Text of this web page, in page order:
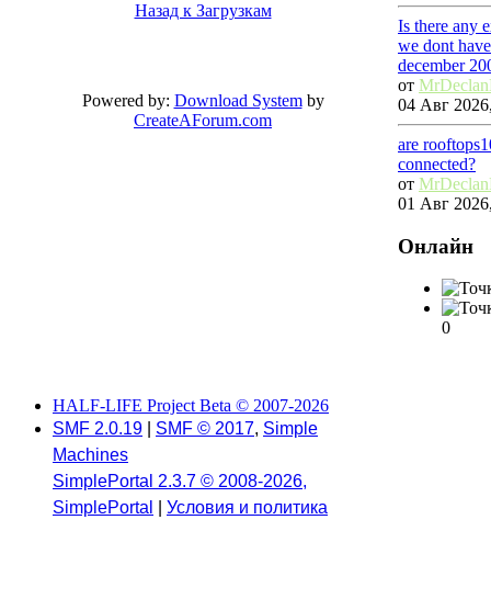
Назад к Загрузкам
Powered by: Download Systemby
CreateAForum.com
Is there any
we dont
december
от
04 Авг
are
connected?
от
01 Авг
Онлайн
0
HALF-LIFE Project Beta © 2007-2026
SMF 2.0.19
SMF © 2017, Simple
Machines
SimplePortal 2.3.7 © 2008-2026,
SimplePortal
Условия и политика